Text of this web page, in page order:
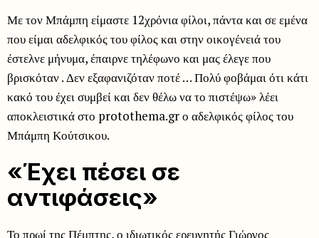
Με τον Μπάμπη είμαστε 12χρόνια φίλοι, πάντα και σε εμένα
που είμαι αδελφικός του φίλος και στην οικογένειά του
έστελνε μήνυμα, έπαιρνε τηλέφωνο και μας έλεγε που
βρισκόταν . Δεν εξαφανιζόταν ποτέ … Πολύ φοβάμαι ότι κάτι
κακό του έχει συμβεί και δεν θέλω να το πιστέψω» λέει
αποκλειστικά στο protothema.gr ο αδελφικός φίλος του
Μπάμπη Κούτσικου.
«Έχει πέσει σε
αντιφάσεις»
Το πρωί της Πέμπτης, ο ιδιωτικός ερευνητής Γιώργος